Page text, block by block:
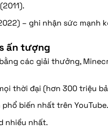
– ghi nhận sức mạnh
ấn tượng
các giải thưởng,
thời đại (hơn 300 triệu
biến nhất trên YouTube.
nhiều nhất.